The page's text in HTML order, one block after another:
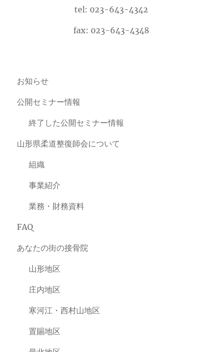
tel: 023-643-4342
fax: 023-643-4348
お知らせ
公開セミナー情報
終了した公開セミナー情報
山形県柔道整復師会について
組織
事業紹介
業務・財務資料
FAQ
あなたの街の接骨院
山形地区
庄内地区
寒河江・西村山地区
置賜地区